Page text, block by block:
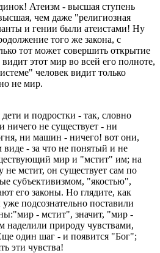
Атеизм - высшая ступень
чем даже "религиозная
и гении были атеистами! Ну
того же закона, с
тот может совершить открытие
этот мир во всей его полноте,
человек видит только
не мир.
и подростки - так, словно
ничего не существует - ни
ни машин - ничего! вот они,
- за что не понятый и не
мир и "мстит" им; на
мстит, он существует сам по
субъективизмом, "якостью",
его законы. Но глядите, как
подсознательно поставили
- мстит", значит, "мир -
природу чувствами,
один шаг - и появится "Бог";
эти чувства!